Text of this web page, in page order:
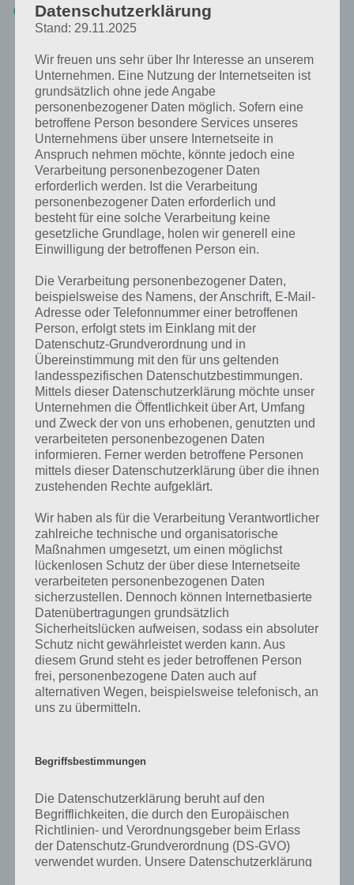
Zur Übersicht :4 Bilder 1 Wort Lösungen zu Tierische Freunde im
Februar 2022!
Kurze Begriffserklärung zur Lösung
Familie
Bilder 1 Wort, doch welche Bedeutung hat dieses eigentlich und was
gibt es dazu zu wissen? Passt das Wort auch zu Tierische Freunde?
Zu bestimmten Lösungen präsentieren wir daher auch immer eine
kurze Begriffserklärung!
Zu Familie haben wir zunächst keine weiteren Informationen parat!
Auf WhatsApp teilen Teilen auf Facebook
Mehr Artikel hier auf Touchportal
Datenschutzerklärung
Stand: 29.11.2025
Wir freuen uns sehr über Ihr Interesse an unserem
Unternehmen. Eine Nutzung der Internetseiten ist
grundsätzlich ohne jede Angabe
personenbezogener Daten möglich. Sofern eine
betroffene Person besondere Services unseres
Unternehmens über unsere Internetseite in
Anspruch nehmen möchte, könnte jedoch eine
Verarbeitung personenbezogener Daten
erforderlich werden. Ist die Verarbeitung
personenbezogener Daten erforderlich und
besteht für eine solche Verarbeitung keine
gesetzliche Grundlage, holen wir generell eine
Einwilligung der betroffenen Person ein.
Die Verarbeitung personenbezogener Daten,
beispielsweise des Namens, der Anschrift, E-Mail-
Adresse oder Telefonnummer einer betroffenen
Person, erfolgt stets im Einklang mit der
Datenschutz-Grundverordnung und in
Übereinstimmung mit den für uns geltenden
landesspezifischen Datenschutzbestimmungen.
Mittels dieser Datenschutzerklärung möchte unser
Unternehmen die Öffentlichkeit über Art, Umfang
und Zweck der von uns erhobenen, genutzten und
verarbeiteten personenbezogenen Daten
informieren. Ferner werden betroffene Personen
mittels dieser Datenschutzerklärung über die ihnen
zustehenden Rechte aufgeklärt.
Wir haben als für die Verarbeitung Verantwortlicher
zahlreiche technische und organisatorische
Maßnahmen umgesetzt, um einen möglichst
lückenlosen Schutz der über diese Internetseite
verarbeiteten personenbezogenen Daten
sicherzustellen. Dennoch können Internetbasierte
Datenübertragungen grundsätzlich
Sicherheitslücken aufweisen, sodass ein absoluter
Schutz nicht gewährleistet werden kann. Aus
diesem Grund steht es jeder betroffenen Person
frei, personenbezogene Daten auch auf
alternativen Wegen, beispielsweise telefonisch, an
uns zu übermitteln.
Begriffsbestimmungen
Die Datenschutzerklärung beruht auf den
Begrifflichkeiten, die durch den Europäischen
Richtlinien- und Verordnungsgeber beim Erlass
der Datenschutz-Grundverordnung (DS-GVO)
verwendet wurden. Unsere Datenschutzerklärung